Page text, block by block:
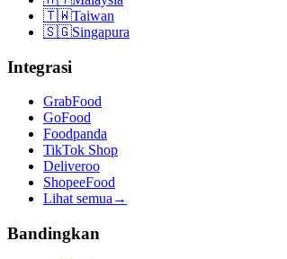
🇹🇼Taiwan
🇸🇬Singapura
Integrasi
GrabFood
GoFood
Foodpanda
TikTok Shop
Deliveroo
ShopeeFood
Lihat semua →
Bandingkan